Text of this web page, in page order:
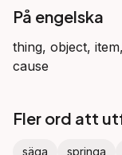
På engelska
thing, object,
cause
Fler ord att
säga springa